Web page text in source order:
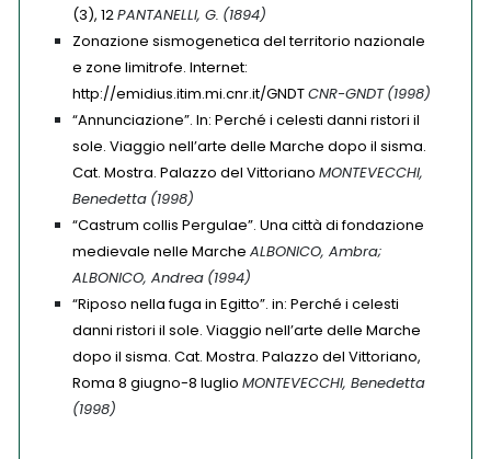
(3), 12PANTANELLI, G. (1894)
Zonazione sismogenetica del territorio nazionale
e zone limitrofe. Internet:
http://emidius.itim.mi.cnr.it/GNDTCNR-GNDT (1998)
“Annunciazione”. In: Perché i celesti danni ristori il
sole. Viaggio nell’arte delle Marche dopo il sisma.
Cat. Mostra. Palazzo del Vittoriano MONTEVECCHI,
Benedetta (1998)
“Castrum collis Pergulae”. Una città di fondazione
medievale nelle Marche ALBONICO, Ambra;
ALBONICO, Andrea (1994)
“Riposo nella fuga in Egitto”. in: Perché i celesti
danni ristori il sole. Viaggio nell’arte delle Marche
dopo il sisma. Cat. Mostra. Palazzo del Vittoriano,
Roma 8 giugno-8 luglio MONTEVECCHI, Benedetta
(1998)